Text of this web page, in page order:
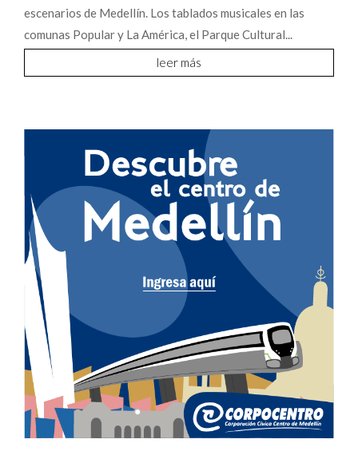
escenarios de Medellín. Los tablados musicales en las
comunas Popular y La América, el Parque Cultural...
leer más